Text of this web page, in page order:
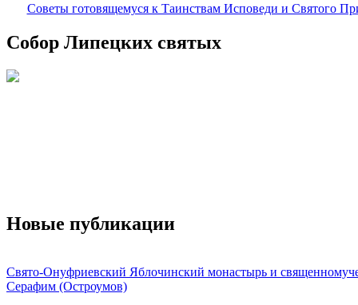
Советы готовящемуся к Таинствам Исповеди и Святого
Собор Липецких святых
Новые публикации
Свято-Онуфриевский Яблочинский монастырь и
Серафим (Остроумов)